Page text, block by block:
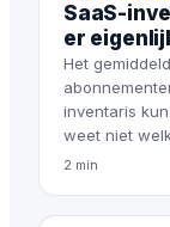
SaaS-
er
Het
inventaris
weet niet
2 min